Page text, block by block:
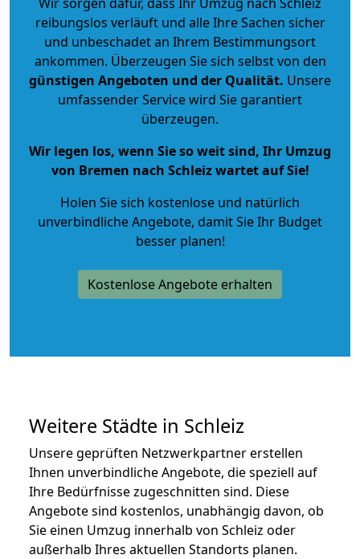
reibungslos verläuft und alle Ihre Sachen sicher
und unbeschadet an Ihrem Bestimmungsort
ankommen. Überzeugen Sie sich selbst von den
günstigen Angeboten und der Qualität. Unsere
umfassender Service wird Sie garantiert
überzeugen.
Wir legen los, wenn Sie so weit sind, Ihr Umzug
von Bremen nach Schleiz wartet auf Sie!
Holen Sie sich kostenlose und natürlich
unverbindliche Angebote, damit Sie Ihr Budget
besser planen!
Kostenlose Angebote erhalten
Weitere Städte in Schleiz
Unsere geprüften Netzwerkpartner erstellen
Ihnen unverbindliche Angebote, die speziell auf
Ihre Bedürfnisse zugeschnitten sind. Diese
Angebote sind kostenlos, unabhängig davon, ob
Sie einen Umzug innerhalb von Schleiz oder
außerhalb Ihres aktuellen Standorts planen.